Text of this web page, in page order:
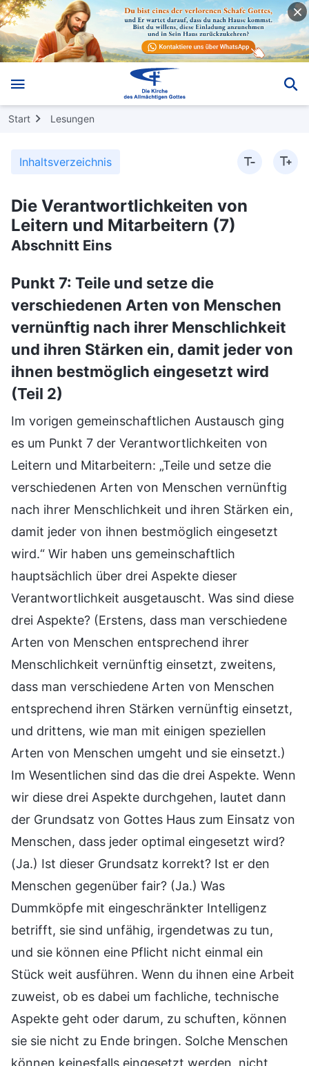
Start Lesungen
Inhaltsverzeichnis
Die Verantwortlichkeiten von
Leitern und Mitarbeitern (7)
Abschnitt Eins
Punkt 7: Teile und setze die
verschiedenen Arten von Menschen
vernünftig nach ihrer Menschlichkeit
und ihren Stärken ein, damit jeder von
ihnen bestmöglich eingesetzt wird
(Teil 2)
Im vorigen gemeinschaftlichen Austausch ging
es um Punkt 7 der Verantwortlichkeiten von
Leitern und Mitarbeitern: „Teile und setze die
verschiedenen Arten von Menschen vernünftig
nach ihrer Menschlichkeit und ihren Stärken ein,
damit jeder von ihnen bestmöglich eingesetzt
wird.“ Wir haben uns gemeinschaftlich
hauptsächlich über drei Aspekte dieser
Verantwortlichkeit ausgetauscht. Was sind diese
drei Aspekte? (Erstens, dass man verschiedene
Arten von Menschen entsprechend ihrer
Menschlichkeit vernünftig einsetzt, zweitens,
dass man verschiedene Arten von Menschen
entsprechend ihren Stärken vernünftig einsetzt,
und drittens, wie man mit einigen speziellen
Arten von Menschen umgeht und sie einsetzt.)
Im Wesentlichen sind das die drei Aspekte. Wenn
wir diese drei Aspekte durchgehen, lautet dann
der Grundsatz von Gottes Haus zum Einsatz von
Menschen, dass jeder optimal eingesetzt wird?
(Ja.) Ist dieser Grundsatz korrekt? Ist er den
Menschen gegenüber fair? (Ja.) Was
Dummköpfe mit eingeschränkter Intelligenz
betrifft, sie sind unfähig, irgendetwas zu tun,
und sie können eine Pflicht nicht einmal ein
Stück weit ausführen. Wenn du ihnen eine Arbeit
zuweist, ob es dabei um fachliche, technische
Aspekte geht oder darum, zu schuften, können
sie sie nicht zu Ende bringen. Solche Menschen
können keinesfalls eingesetzt werden, nicht